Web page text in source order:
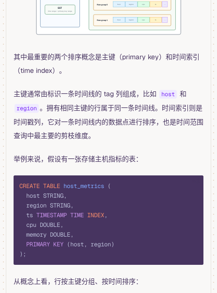
其中最重要的两个排序概念是主键（primary key）和时间索引
（time index）。
主键通常由标识一条时间线的 tag 列组成，比如 host 和
region 。拥有相同主键的行属于同一条时间线。时间索引则是
时间戳列，它对一条时间线内的数据点进行排序，也是时间范围
查询中最主要的剪枝维度。
举例来说，假设有一张存储主机指标的表：
CREATE TABLE host_metrics (
  host STRING,
  region STRING,
  ts
TIMESTAMP TIME INDEX,
  cpu DOUBLE,
  memory DOUBLE,
  PRIMARY KEY
(host, region)
);
从概念上看，行按主键分组、按时间排序：